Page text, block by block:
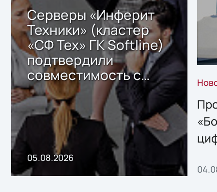
Серверы «Инферит
Техники» (кластер
«СФ Тех» ГК Softline)
подтвердили
совместимость с
решением Sharx
Storage 2.x для
хранения данных
05.08.2026